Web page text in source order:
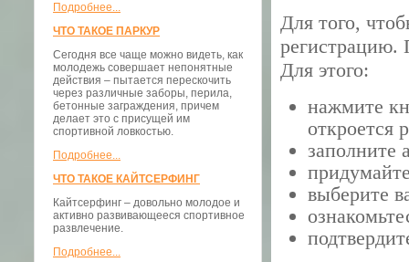
Подробнее...
ЧТО ТАКОЕ ПАРКУР
Сегодня все чаще можно видеть, как
молодежь совершает непонятные
действия – пытается перескочить
через различные заборы, перила,
бетонные заграждения, причем
делает это с присущей им
спортивной ловкостью.
Подробнее...
ЧТО ТАКОЕ КАЙТСЕРФИНГ
Кайтсерфинг – довольно молодое и
активно развивающееся спортивное
развлечение.
Подробнее...
Для того,
регистрацию.
Для этого:
нажмите
откроется
заполните
выберите